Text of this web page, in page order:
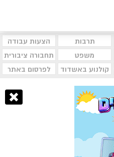
תרבות
הצעות עבודה
משפט
תחבורה ציבורית
קולנוע באשדוד לפרסום באתר